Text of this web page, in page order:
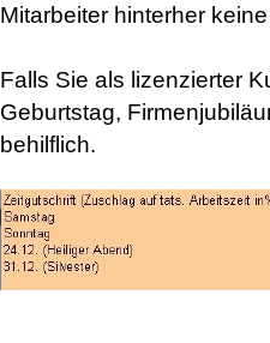
Mitarbeiter hinterher
Falls Sie als lizenzierter
Geburtstag,
behilflich.